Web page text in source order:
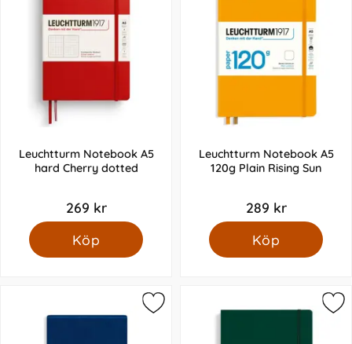
Leuchtturm Notebook A5
hard Cherry dotted
269 kr
Köp
Leuchtturm Notebook A5
120g Plain Rising Sun
289 kr
Köp